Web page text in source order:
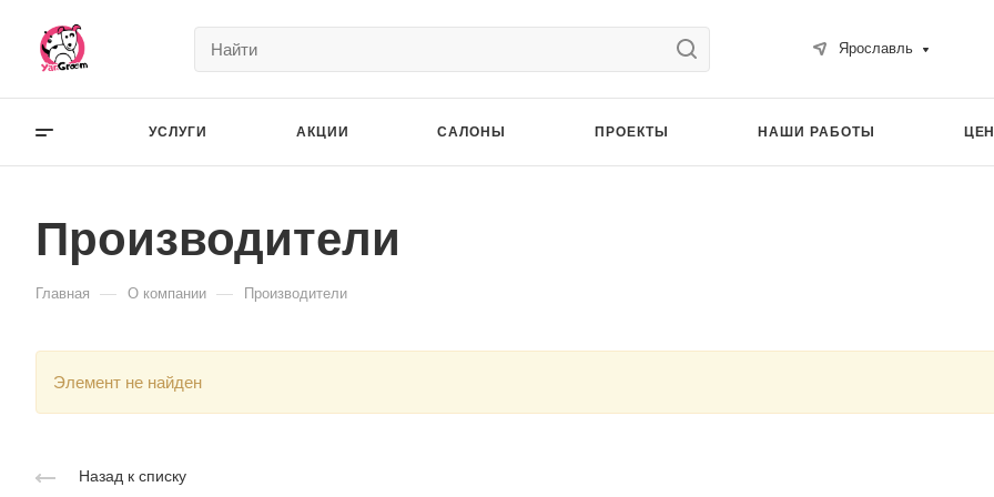
Ярославль
УСЛУГИ АКЦИИ САЛОНЫ ПРОЕКТЫ НАШИ РАБОТЫ
Производители
Главная — О компании — Производители
Элемент не найден
Назад к списку